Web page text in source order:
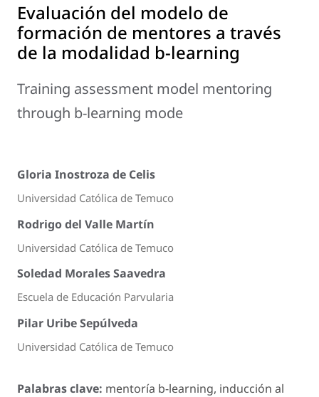
Evaluación del modelo de
formación de mentores a través
de la modalidad b-learning
Training assessment model mentoring
through b-learning mode
Gloria Inostroza de Celis
Universidad Católica de Temuco
Rodrigo del Valle Martín
Universidad Católica de Temuco
Soledad Morales Saavedra
Escuela de Educación Parvularia
Pilar Uribe Sepúlveda
Universidad Católica de Temuco
Palabras clave: mentoría b-learning, inducción al